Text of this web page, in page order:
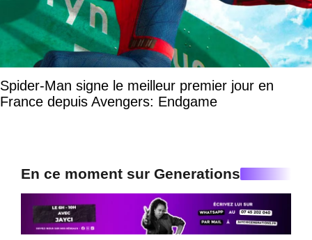
Spider-Man signe le meilleur premier jour en
France depuis Avengers: Endgame
En ce moment sur Generations